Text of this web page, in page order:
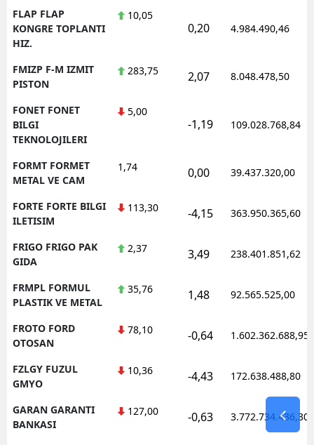
FLAP FLAP
KONGRE TOPLANTI
HIZ.
10,05
0,20 4.984.490,46
FMIZP F-M IZMIT
PISTON
283,75 2,07 8.048.478,50
FONET FONET
BILGI
TEKNOLOJILERI
5,00
-1,19 109.028.768,84
FORMT FORMET
METAL VE CAM
1,74 0,00 39.437.320,00
FORTE FORTE BILGI
ILETISIM
113,30 -4,15 363.950.365,60
FRIGO FRIGO PAK
GIDA
2,37 3,49 238.401.851,62
FRMPL FORMUL
PLASTIK VE METAL
35,76 1,48 92.565.525,00
FROTO FORD
OTOSAN
78,10 -0,64 1.602.362.688,95
FZLGY FUZUL
GMYO
10,36 -4,43 172.638.488,80
GARAN GARANTI
BANKASI
127,00 -0,63 3.772.734.436,30